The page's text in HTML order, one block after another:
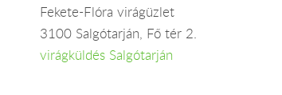
Fekete-Flóra virágüzlet
3100 Salgótarján, Fő tér 2.
virágküldés Salgótarján